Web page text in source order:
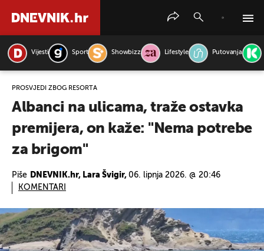
Vijesti Sport Showbizz Lifestyle Putovanja
PROSVJEDI ZBOG RESORTA
Albanci na ulicama, traže ostavka
premijera, on kaže: "Nema potrebe
za brigom"
Piše DNEVNIK.hr, Lara Švigir, 06. lipnja 2026. @ 20:46
KOMENTARI
PRETRAŽITE VIJESTI